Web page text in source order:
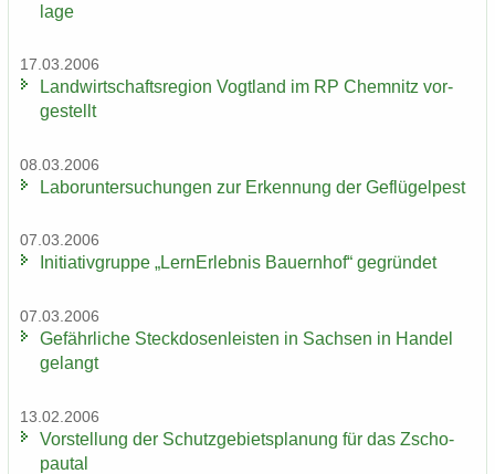
la­ge
17.03.2006
Land­wirt­schafts­re­gi­on Vogt­land im RP Chem­nitz vor­
ge­stellt
08.03.2006
La­bor­un­ter­su­chun­gen zur Er­ken­nung der Ge­flü­gel­pest
07.03.2006
In­itia­tiv­grup­pe „Lern­Erleb­nis Bau­ern­hof“ ge­grün­det
07.03.2006
Ge­fähr­li­che Steck­do­sen­leis­ten in Sach­sen in Han­del
ge­langt
13.02.2006
Vor­stel­lung der Schutz­ge­biets­pla­nung für das Zscho­
pau­tal